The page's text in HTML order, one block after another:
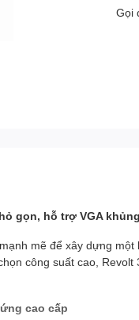
Gọi
gọn, hỗ trợ VGA
mẽ để xây dựng
công suất cao,
cao cấp